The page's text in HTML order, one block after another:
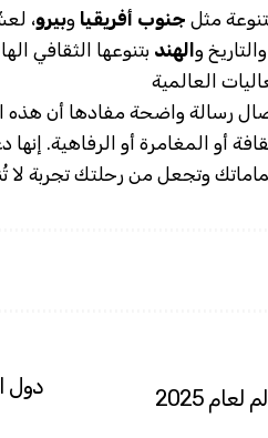
مثل جنوب أفريقيا وبيرو،
والهند بتنوعها الثقافي
العالمية
رسالة واضحة مفادها أن هذه
أو المغامرة أو الرفاهية.
وتجعل من رحلتك تجربة لا
2025
دول